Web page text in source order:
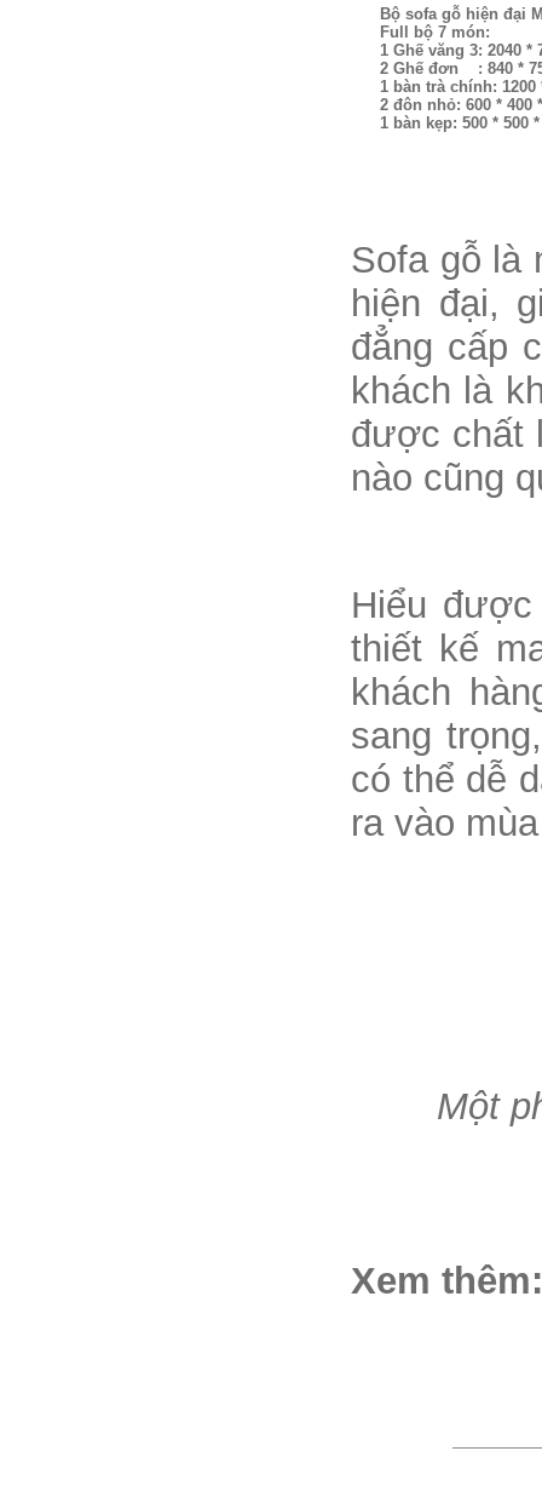
Bộ sofa gỗ hiện đại
Full bộ 7 món:
1 Ghế văng 3: 2040 *
2 Ghế đơn : 840 *
1 bàn trà chính: 1200
2 đôn nhỏ: 600 * 400
1 bàn kẹp: 500 * 500
Sofa gỗ là
hiện đại,
đẳng cấp
khách là
được chất
nào cũng
Hiểu
thiết kế
khách
sang
có thể dễ
ra vào
Một
Xem